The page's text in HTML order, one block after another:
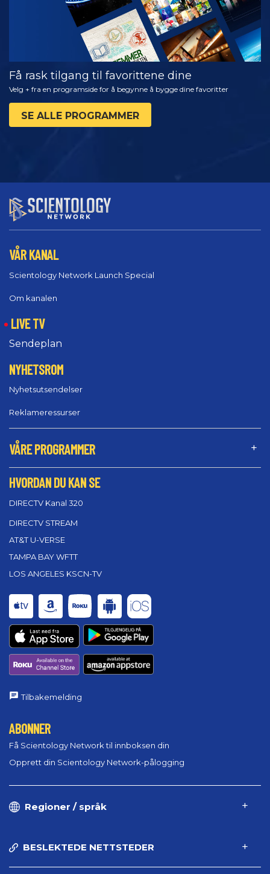
Få rask tilgang til favorittene dine
Velg + fra en programside for å begynne å bygge dine favoritter
SE ALLE PROGRAMMER
VÅR KANAL
Scientology Network Launch Special
Om kanalen
LIVE TV
Sendeplan
NYHETSROM
Nyhetsutsendelser
Reklameressurser
VÅRE PROGRAMMER
HVORDAN DU KAN SE
DIRECTV Kanal 320
DIRECTV STREAM
AT&T U-VERSE
TAMPA BAY WFTT
LOS ANGELES KSCN-TV
Tilbakemelding
ABONNER
Få Scientology Network til innboksen din
Opprett din Scientology Network-pålogging
Regioner / språk
BESLEKTEDE NETTSTEDER